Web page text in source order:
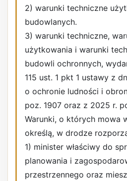
2) warunki techniczne
budowlanych.
3) warunki techniczne,
użytkowania i warunki
budowli ochronnych,
115 ust. 1 pkt 1 ustawy z
o ochronie ludności i
poz. 1907 oraz z 2025 r.
Warunki, o których mowa
określą, w drodze
1) minister właściwy do
planowania i
przestrzennego oraz